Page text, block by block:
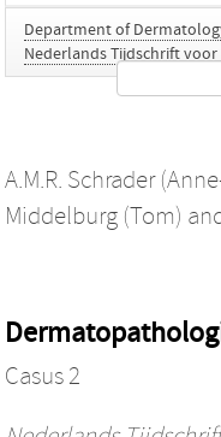
Department of
Nederlands Tijdschrift
A.M.R. Schrader
Middelburg (Tom)
Casus 2